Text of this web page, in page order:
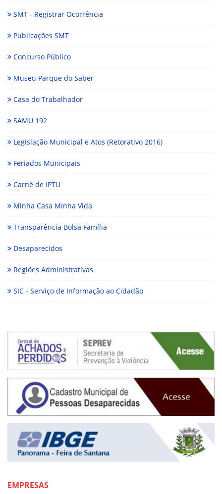
SMT - Registrar Ocorrência
Publicações SMT
Concurso Público
Museu Parque do Saber
Casa do Trabalhador
SAMU 192
Legislação Municipal e Atos (Retorativo 2016)
Feriados Municipais
Carnê de IPTU
Minha Casa Minha Vida
Transparência Bolsa Família
Desaparecidos
Regiões Administrativas
SIC - Serviço de Informação ao Cidadão
EMPRESAS